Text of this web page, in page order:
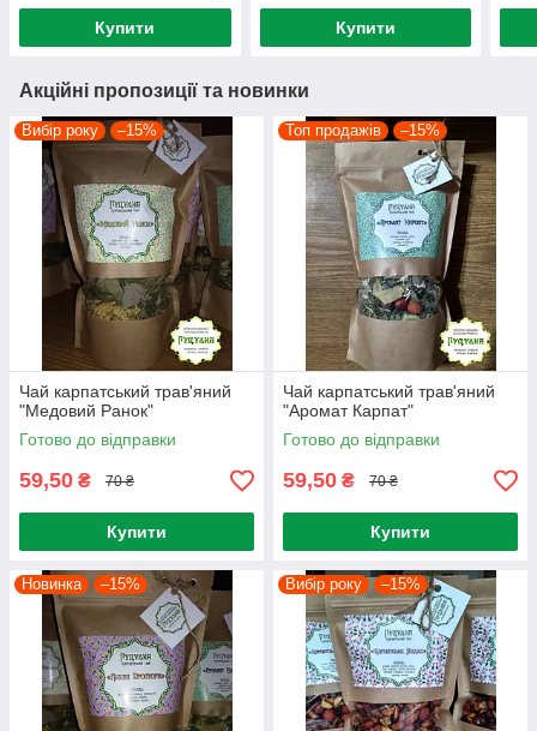
Купити Купити
Акційні пропозиції та новинки
Вибір року –15%
Чай карпатський трав'яний
"Медовий Ранок"
Готово до відправки
59,50 ₴ 70 ₴
Купити
Топ продажів –15%
Чай карпатський трав'яний
"Аромат Карпат"
Готово до відправки
59,50 ₴ 70 ₴
Купити
Новинка –15% Вибір року –15%